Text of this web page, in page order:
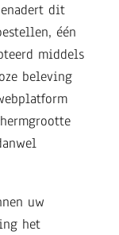
dit
één
middels
beleving
uw
het